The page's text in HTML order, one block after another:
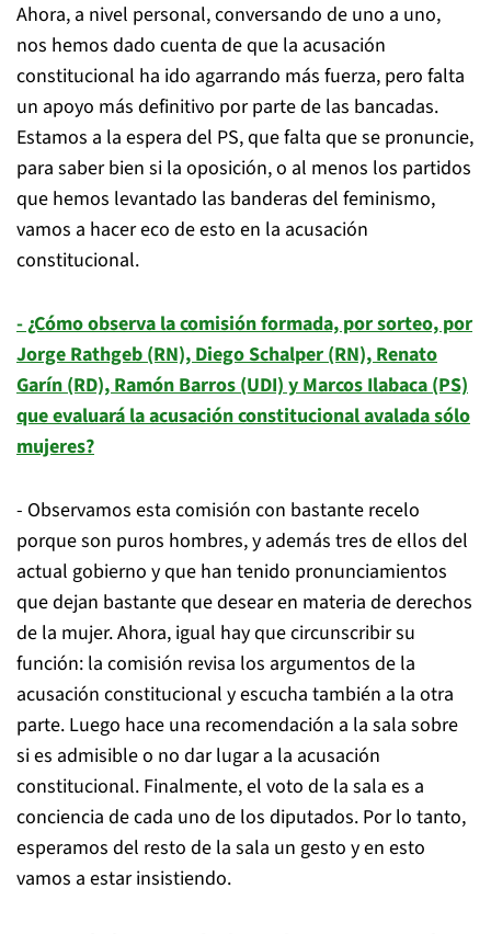
Ahora, a nivel personal, conversando de uno a uno,
nos hemos dado cuenta de que la acusación
constitucional ha ido agarrando más fuerza, pero falta
un apoyo más definitivo por parte de las bancadas.
Estamos a la espera del PS, que falta que se pronuncie,
para saber bien si la oposición, o al menos los partidos
que hemos levantado las banderas del feminismo,
vamos a hacer eco de esto en la acusación
constitucional.
- ¿Cómo observa la comisión formada, por sorteo, por
Jorge Rathgeb (RN), Diego Schalper (RN), Renato
Garín (RD), Ramón Barros (UDI) y Marcos Ilabaca (PS)
que evaluará la acusación constitucional avalada sólo
mujeres?
- Observamos esta comisión con bastante recelo
porque son puros hombres, y además tres de ellos del
actual gobierno y que han tenido pronunciamientos
que dejan bastante que desear en materia de derechos
de la mujer. Ahora, igual hay que circunscribir su
función: la comisión revisa los argumentos de la
acusación constitucional y escucha también a la otra
parte. Luego hace una recomendación a la sala sobre
si es admisible o no dar lugar a la acusación
constitucional. Finalmente, el voto de la sala es a
conciencia de cada uno de los diputados. Por lo tanto,
esperamos del resto de la sala un gesto y en esto
vamos a estar insistiendo.